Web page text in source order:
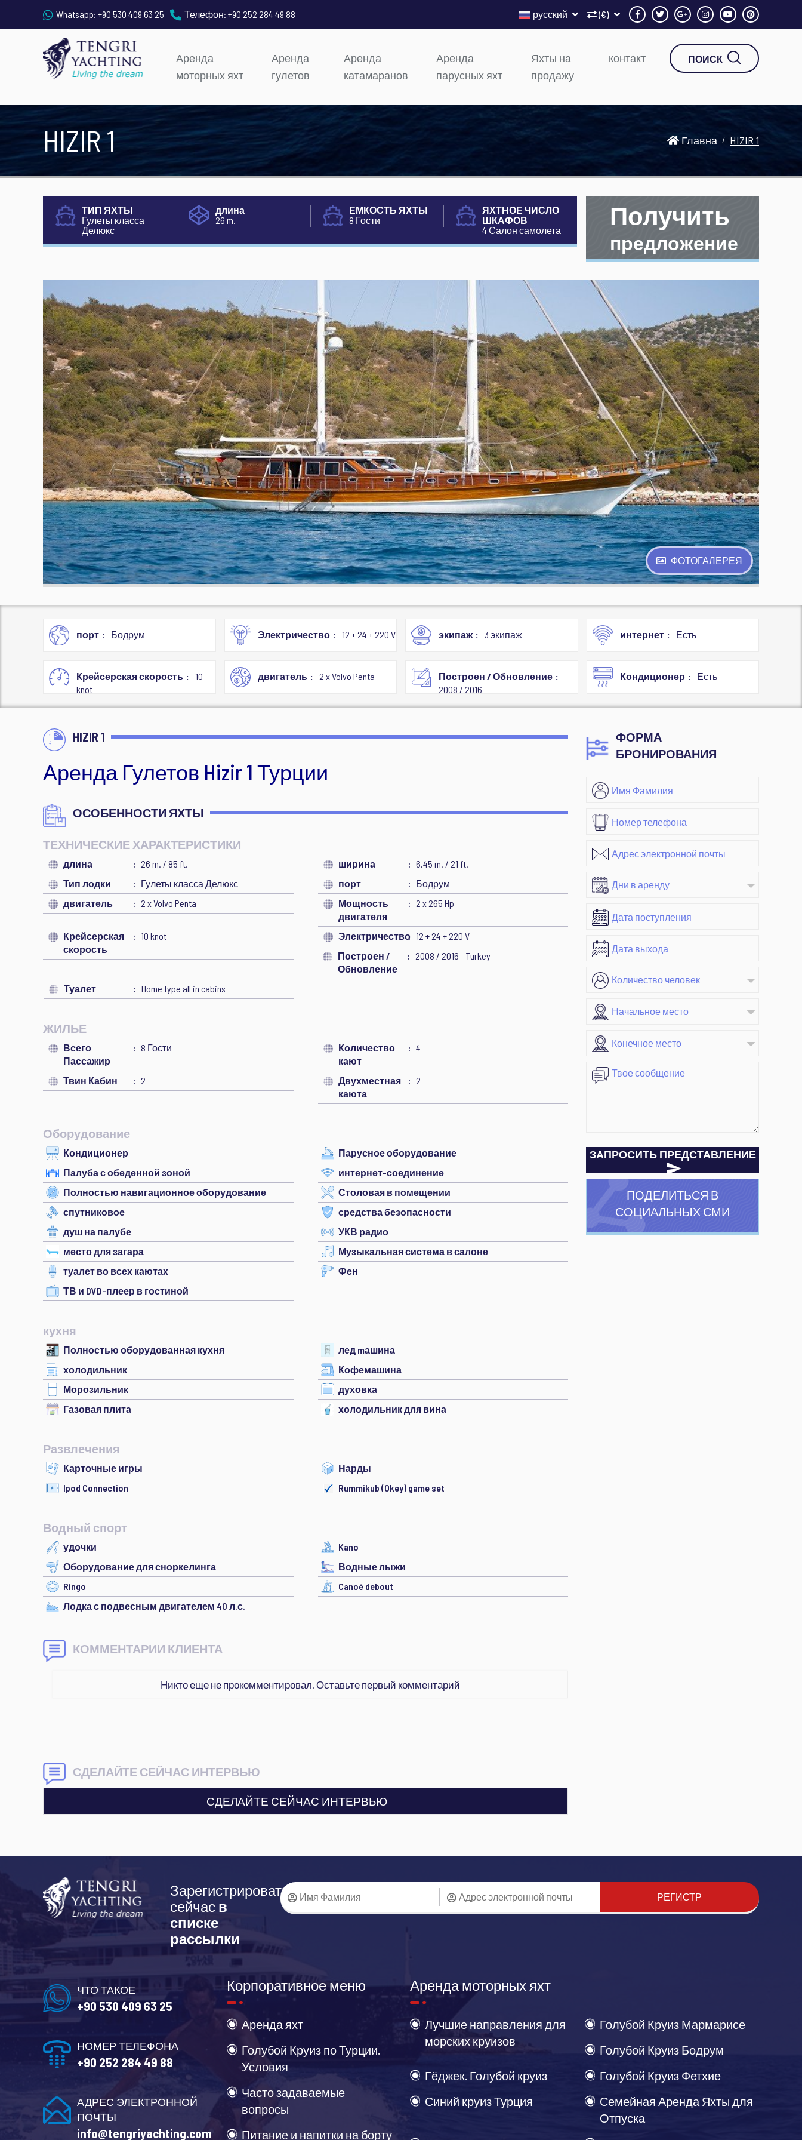
Whatsapp: +90 530 409 63 25 Телефон: +90 252 284 49 88 (€)
русский
Аренда
моторных яхт
Аренда
гулетов
Аренда
катамаранов
Аренда
парусных яхт
Яхты на
продажу
контакт ПОИСК
HIZIR 1 Главна HIZIR 1
ТИП ЯХТЫ
Гулеты класса
Делюкс
длина
26 m.
ЕМКОСТЬ ЯХТЫ
8 Гости
ЯХТНОЕ ЧИСЛО
ШКАФОВ
4 Салон самолета
Получить
предложение
ФОТОГАЛЕРЕЯ
порт Бодрум Электричество 12 + 24 + 220 V экипаж 3 экипаж интернет Есть
Крейсерская скорость
10
knot
двигатель 2 x Volvo Penta
Построен / Обновление
2008 / 2016
Кондиционер Есть
HIZIR 1
Аренда Гулетов Hizir 1 Турции
ОСОБЕННОСТИ ЯХТЫ
ТЕХНИЧЕСКИЕ ХАРАКТЕРИСТИКИ
длина 26 m. / 85 ft. ширина
6,45 m. / 21 ft.
Тип лодки
Гулеты класса Делюкс порт
Бодрум
двигатель
2 x Volvo Penta
Мощность
двигателя
2 x 265 Hp
Крейсерская
скорость
10 knot Электричество 12 + 24 + 220 V
Построен /
Обновление
2008 / 2016 - Turkey
Туалет Home type all in cabins
ЖИЛЬЕ
Всего
Пассажир
8 Гости
Количество
кают
4
Твин Кабин 2
Двухместная
каюта
2
Оборудование
Кондиционер
Парусное оборудование
Палуба с обеденной зоной
интернет-соединение
Полностью навигационное оборудование
Столовая в помещении
спутниковое
средства безопасности
душ на палубе
УКВ радио
место для загара
Музыкальная система в салоне
туалет во всех каютах
Фен
ТВ и DVD-плеер в гостиной
кухня
Полностью оборудованная кухня
лед mашина
холодильник
Кофемашина
Морозильник
духовка
Газовая плита
холодильник для вина
Развлечения
Карточные игры
Нарды
Ipod Connection
Rummikub (Okey) game set
Водный спорт
удочки
Kano
Оборудование для сноркелинга
Водные лыжи
Ringo
Canoé debout
Лодка с подвесным двигателем 40 л.с.
КОММЕНТАРИИ КЛИЕНТА
Никто еще не прокомментировал. Оставьте первый комментарий
СДЕЛАЙТЕ СЕЙЧАС ИНТЕРВЬЮ
СДЕЛАЙТЕ СЕЙЧАС ИНТЕРВЬЮ
ФОРМА
БРОНИРОВАНИЯ
ЗАПРОСИТЬ ПРЕДСТАВЛЕНИЕ
ПОДЕЛИТЬСЯ В
СОЦИАЛЬНЫХ СМИ
Зарегистрироваться
сейчас в
списке
рассылки
РЕГИСТР
ЧТО ТАКОЕ
+90 530 409 63 25
НОМЕР ТЕЛЕФОНА
+90 252 284 49 88
АДРЕС ЭЛЕКТРОННОЙ
ПОЧТЫ
info@tengriyachting.com
Корпоративное меню
Аренда яхт
Голубой Круиз по Турции.
Условия
Часто задаваемые
вопросы
Питание и напитки на борту
Аренда моторных яхт
Лучшие направления для
морских круизов
Голубой Круиз Мармарисе
Голубой Круиз Бодрум
Гёджек. Голубой круиз
Голубой Круиз Фетхие
Синий круиз Турция
Семейная Аренда Яхты для
Отпуска